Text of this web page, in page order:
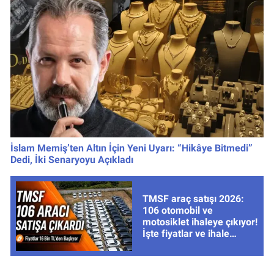
İslam Memiş’ten Altın İçin Yeni Uyarı: “Hikâye Bitmedi”
Dedi, İki Senaryoyu Açıkladı
TMSF araç satışı 2026:
106 otomobil ve
motosiklet ihaleye çıkıyor!
İşte fiyatlar ve ihale